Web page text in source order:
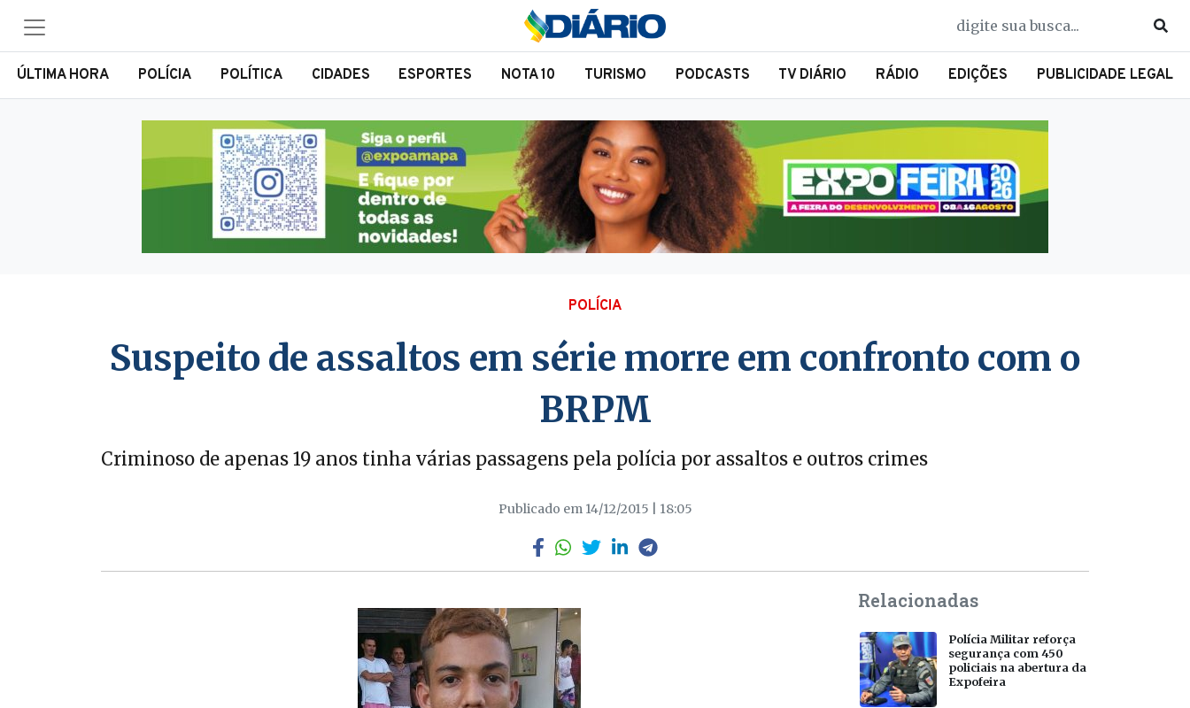
ÚLTIMA HORA POLÍCIA POLÍTICA CIDADES ESPORTES NOTA 10 TURISMO PODCASTS TV DIÁRIO RÁDIO EDIÇÕES PUBLICIDADE LEGAL
POLÍCIA
Suspeito de assaltos em série morre em confronto com o
BRPM
Criminoso de apenas 19 anos tinha várias passagens pela polícia por assaltos e outros crimes
Publicado em 14/12/2015 | 18:05
Relacionadas
Polícia Militar reforça
segurança com 450
policiais na abertura da
Expofeira